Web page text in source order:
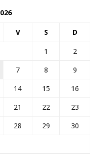
V S D
1
2
7 8
9
14 15
16
21 22
23
28 29
30